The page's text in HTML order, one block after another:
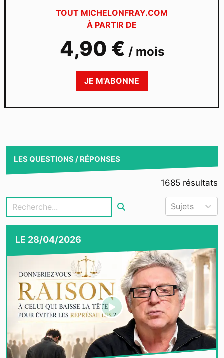
TOUT MICHELONFRAY.COM
À PARTIR DE
4,90 € / mois
JE M'ABONNE
LES QUESTIONS / RÉPONSES
1685 résultats
Sujets
LE 28/04/2026